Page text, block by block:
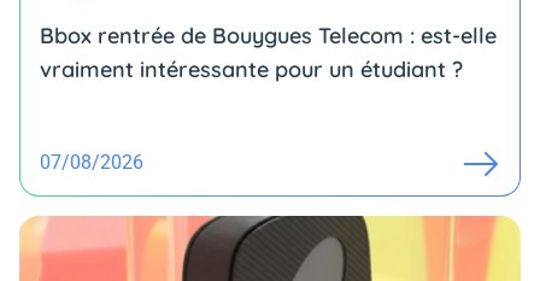
Bbox rentrée de Bouygues Telecom : est-elle
vraiment intéressante pour un étudiant ?
07/08/2026